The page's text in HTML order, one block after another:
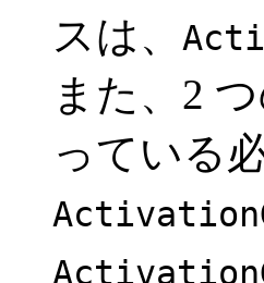
スは、
また、2
っている